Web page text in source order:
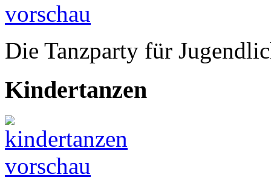
Die Tanzparty für
Kindertanzen